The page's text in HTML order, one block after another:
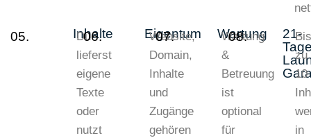
05. Inhalte
Du
lieferst
eigene
Texte
oder
nutzt
06. Eigentum
Website,
Domain,
Inhalte
und
Zugänge
gehören
07. Wartung
Wartung
&
Betreuung
ist
optional
für
08.
21-Bis
zu
10
in